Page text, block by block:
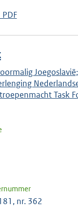
Task
nr. 362